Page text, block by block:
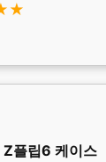
Z플립6 케이스